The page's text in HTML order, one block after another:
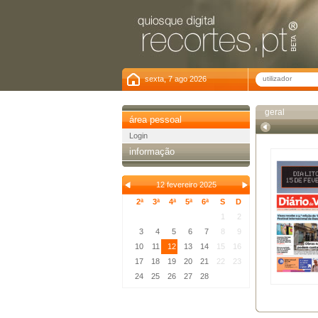
sexta, 7 ago 2026
área pessoal
Login
informação
12 fevereiro 2025
2ª
3ª 4ª 5ª 6ª S
D
1
2
3
4 5 6 7 8
9
10
11 12 13 14 15
16
17
18 19 20 21 22
23
24
25 26 27 28
geral